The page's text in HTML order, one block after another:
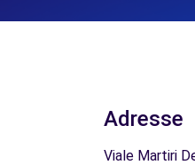
Adresse
Viale Martiri